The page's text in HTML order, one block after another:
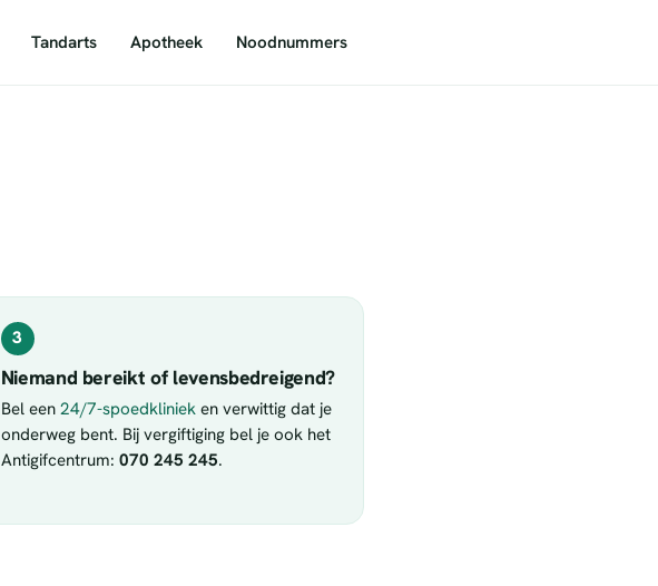
Tandarts Apotheek Noodnummers
3
Niemand bereikt of levensbedreigend?
Bel een 24/7-spoedklinieken verwittig dat je
onderweg bent. Bij vergiftiging bel je ook het
Antigifcentrum: 070 245 245.